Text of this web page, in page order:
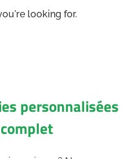
looking for.
personnalisées